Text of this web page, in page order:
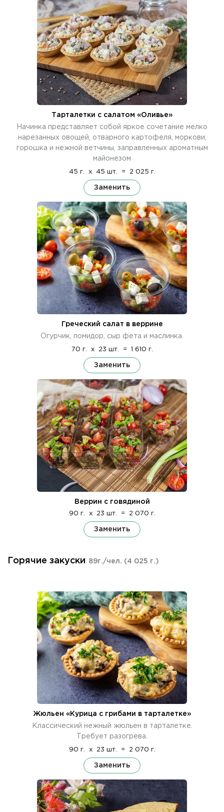
Тарталетки с салатом «Оливье»
Начинка представляет собой яркое сочетание мелко
нарезанных овощей, отварного картофеля, моркови,
горошка и нежной ветчины, заправленных ароматным
майонезом
45 г. x 45 шт. = 2 025 г.
Заменить
Греческий салат в веррине
Огурчик, помидор, сыр фета и маслинка.
70 г. x 23 шт. = 1 610 г.
Заменить
Веррин с говядиной
90 г. x 23 шт. = 2 070 г.
Заменить
Горячие закуски 89г./чел. (4 025 г.)
Жюльен «Курица с грибами в тарталетке»
Классический нежный жюльен в тарталетке.
Требует разогрева.
90 г. x 23 шт. = 2 070 г.
Заменить